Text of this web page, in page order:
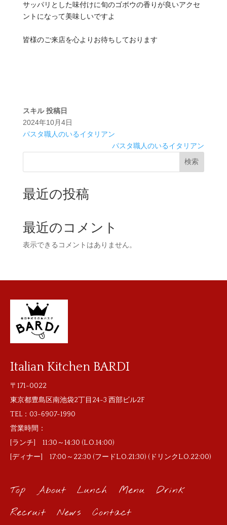
サッパリとした味付けに旬のゴボウの香りが良いアクセ
ントになって美味しいですよ
皆様のご来店を心よりお待ちしております
スキル 投稿日
2024年10月4日
パスタ職人のいるイタリアン
パスタ職人のいるイタリアン
検索
最近の投稿
最近のコメント
表示できるコメントはありません。
Italian Kitchen BARDI
〒171-0022
東京都豊島区南池袋2丁目24-3 西部ビル2F
TEL： 03-6907-1990
営業時間：
[ランチ] 11:30～14:30 (L.O.14:00)
[ディナー] 17:00～22:30 (フードL.O.21:30) (ドリンクL.O.22:00)
Top About Lunch Menu
Drink
Recruit
News Contact